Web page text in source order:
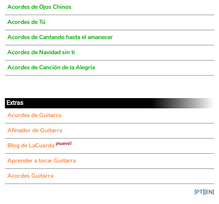
Acordes de Ojos Chinos
Acordes de Tú
Acordes de Cantando hasta el amanecer
Acordes de Navidad sin ti
Acordes de Canción de la Alegría
Extras
Acordes de Guitarra
Afinador de Guitarra
Blog de LaCuerda ¡nuevo!
Aprender a tocar Guitarra
Acordes Guitarra
[EN]
[PT]